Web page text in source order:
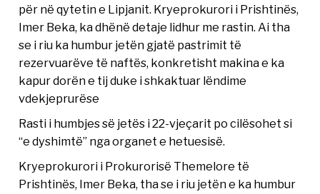
për në qytetin e Lipjanit. Kryeprokurori i Prishtinës,
Imer Beka, ka dhënë detaje lidhur me rastin. Ai tha
se i riu ka humbur jetën gjatë pastrimit të
rezervuarëve të naftës, konkretisht makina e ka
kapur dorën e tij duke i shkaktuar lëndime
vdekjeprurëse
Rasti i humbjes së jetës i 22-vjeçarit po cilësohet si
“e dyshimtë” nga organet e hetuesisë.
Kryeprokurori i Prokurorisë Themelore të
Prishtinës, Imer Beka, tha se i riu jetën e ka humbur